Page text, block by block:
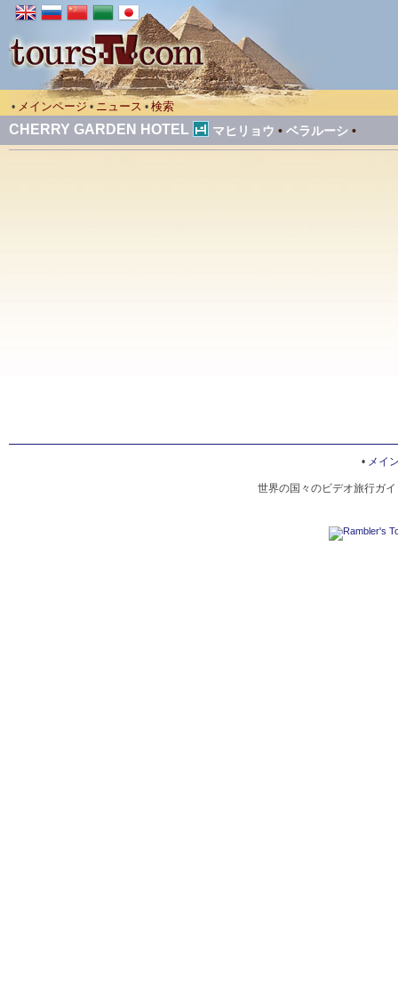
• メインページ • ニュース • 検索
CHERRY GARDEN HOTEL マヒリョウ • ベラルーシ •
• メイ
世界の国々のビデオ旅行ガ